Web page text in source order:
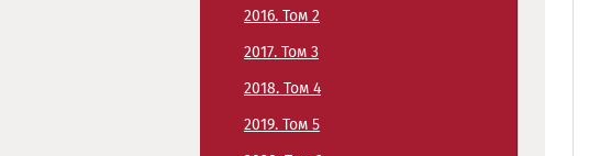
2016. Том 2
2017. Том 3
2018. Том 4
2019. Том 5